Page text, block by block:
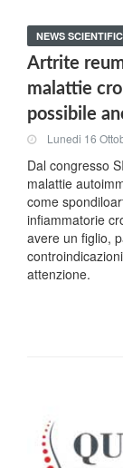
NEWS
Artrite
malattie
possibile
Lunedi 16
Dal congresso
malattie
come
infiammatorie
avere un figlio,
attenzione.